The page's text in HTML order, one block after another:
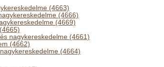
(4663)
(4666)
(4669)
nagykereskedelme (4661)
(4662)
(4664)